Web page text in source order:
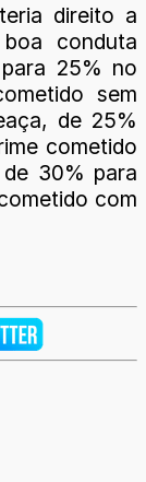
direito a
conduta
25% no
sem
de 25%
cometido
30% para
com